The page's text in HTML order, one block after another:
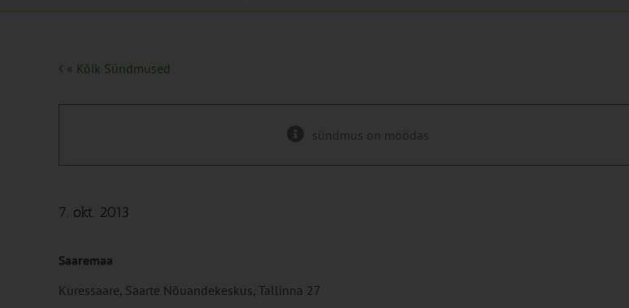
« Kõik Sündmused
sündmus on möödas
7. okt. 2013
Saaremaa
Kuressaare, Saarte Nõuandekeskus, Tallinna 27